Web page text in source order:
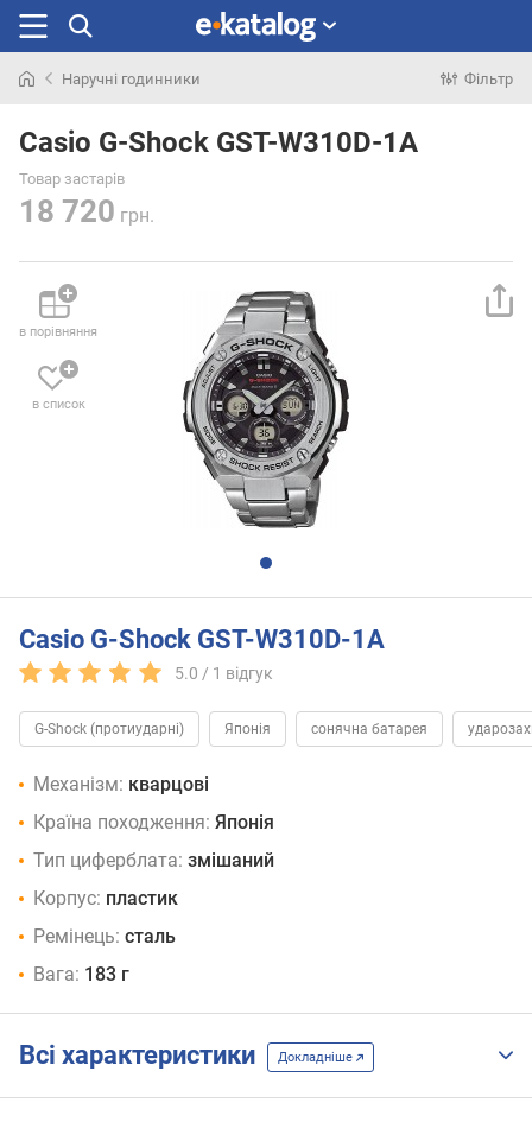
раніше
Наручні годинники Фільтр
Casio G-Shock GST-W310D-1A
Товар застарів
18 720 грн.
в порівняння
в список
Casio G-Shock GST-W310D-1A
5.0 / 1 відгук
G-Shock (протиударні) Японія сонячна батарея
Механізм: кварцові
Країна походження: Японія
Тип циферблата: змішаний
Корпус: пластик
Ремінець: сталь
Вага: 183 г
Всі характеристики Докладніше